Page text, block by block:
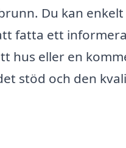
Du kan enkelt
fatta ett
hus eller en
stöd och den